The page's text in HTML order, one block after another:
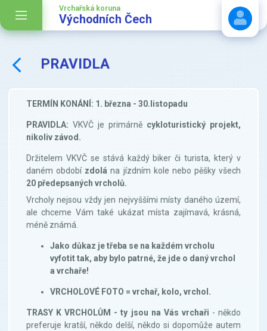
Vrchařská koruna
Východních Čech
PRAVIDLA
TERMÍN KONÁNÍ: 1. března - 30.listopadu
PRAVIDLA: VKVČ je primárně cykloturistický projekt,
nikoliv závod.
Držitelem VKVČ se stává každý biker či turista, který v
daném období zdolá na jízdním kole nebo pěšky všech
20 předepsaných vrcholů.
Vrcholy nejsou vždy jen nejvyššími místy daného území,
ale chceme Vám také ukázat místa zajímavá, krásná,
méně známá.
Jako důkaz je třeba se na každém vrcholu
vyfotit tak, aby bylo patrné, že jde o daný vrchol
a vrchaře!
VRCHOLOVÉ FOTO = vrchař, kolo, vrchol.
TRASY K VRCHOLŮM - ty jsou na Vás vrchaři - někdo
preferuje kratší, někdo delší, někdo si dopomůže autem